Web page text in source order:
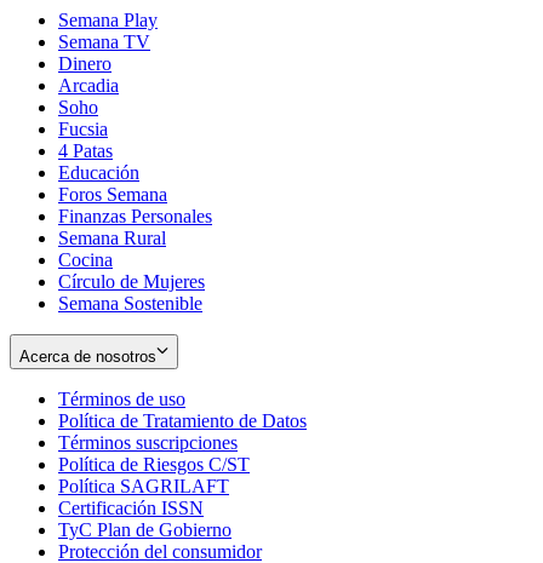
Semana Play
Semana TV
Dinero
Arcadia
Soho
in
new
window
Fucsia
in
new
window
4 Patas
Educación
Foros Semana
Finanzas Personales
Semana Rural
Cocina
Círculo de Mujeres
Semana Sostenible
Acerca de nosotros
Términos de uso
in
new
window
Política de Tratamiento de Datos
Términos suscripciones
in
Política de Riesgos C/ST
Política SAGRILAFT
new
window
Certificación ISSN
in
new
TyC Plan de Gobierno
in
Protección del consumidorOpens